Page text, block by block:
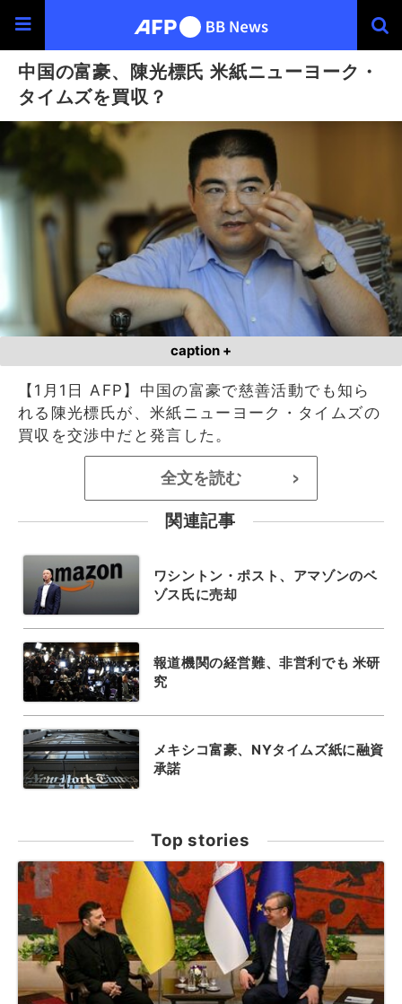
中国の富豪、陳光標氏 米紙ニューヨーク・
タイムズを買収？
caption +
【1月1日 AFP】中国の富豪で慈善活動でも知ら
れる陳光標氏が、米紙ニューヨーク・タイムズの
買収を交渉中だと発言した。
全文を読む >
関連記事
ワシントン・ポスト、アマゾンのベ
ゾス氏に売却
報道機関の経営難、非営利でも 米研
究
メキシコ富豪、NYタイムズ紙に融資
承諾
Top stories